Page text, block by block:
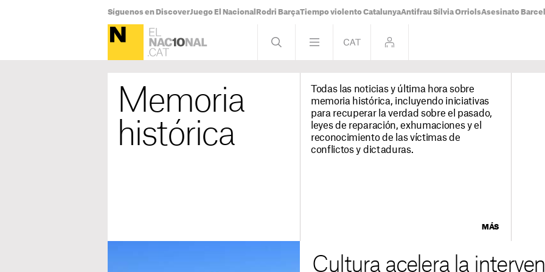
Síguenos en DiscoverJuego El Nacional Rodri BarçaTiempo violento CatalunyaAntifrau Sílvia OrriolsAsesinato
Memoria
histórica
Todas las noticias y última hora sobre
memoria histórica, incluyendo iniciativas
para recuperar la verdad sobre el pasado,
leyes de reparación, exhumaciones y el
reconocimiento de las víctimas de
conflictos y dictaduras.
MÁS
Cultura acelera la